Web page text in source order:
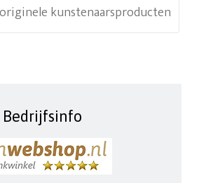
kunstenaarsproducten
Bedrijfsinfo